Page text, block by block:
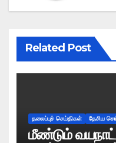
Related Post
தலைப்புச் செய்திகள் தேசிய
மீண்டும்